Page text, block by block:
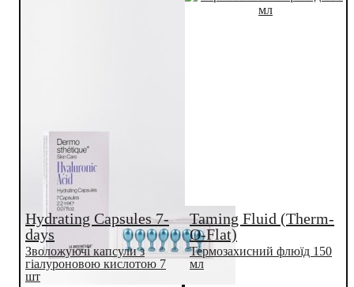
Hydrating Capsules 7-
days
Зволожуючі капсули з
гіалуроновою кислотою 7
шт
Taming Fluid (Therm-
O-Flat)
Термозахисний флюїд 150
мл